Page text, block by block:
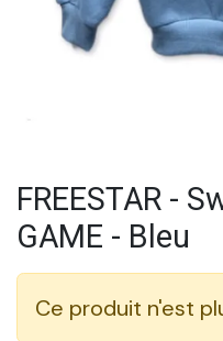
FREESTAR -
GAME - Bleu
Ce produit n'est